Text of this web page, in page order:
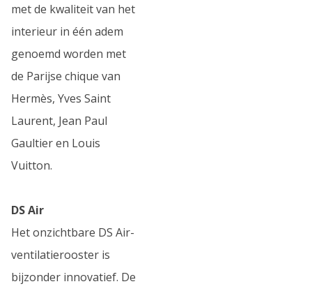
met de kwaliteit van het
interieur in één adem
genoemd worden met
de Parijse chique van
Hermès, Yves Saint
Laurent, Jean Paul
Gaultier en Louis
Vuitton.
DS Air
Het onzichtbare DS Air-
ventilatierooster is
bijzonder innovatief. De